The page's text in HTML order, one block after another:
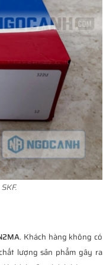
. Khách hàng không có
lượng sản phẩm gây ra